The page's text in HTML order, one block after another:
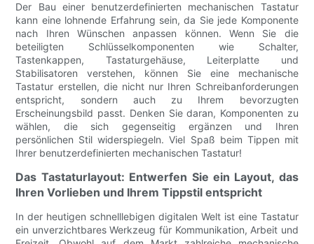
Der Bau einer benutzerdefinierten mechanischen Tastatur
kann eine lohnende Erfahrung sein, da Sie jede Komponente
nach Ihren Wünschen anpassen können. Wenn Sie die
beteiligten Schlüsselkomponenten wie Schalter,
Tastenkappen, Tastaturgehäuse, Leiterplatte und
Stabilisatoren verstehen, können Sie eine mechanische
Tastatur erstellen, die nicht nur Ihren Schreibanforderungen
entspricht, sondern auch zu Ihrem bevorzugten
Erscheinungsbild passt. Denken Sie daran, Komponenten zu
wählen, die sich gegenseitig ergänzen und Ihren
persönlichen Stil widerspiegeln. Viel Spaß beim Tippen mit
Ihrer benutzerdefinierten mechanischen Tastatur!
Das Tastaturlayout: Entwerfen Sie ein Layout, das
Ihren Vorlieben und Ihrem Tippstil entspricht
In der heutigen schnelllebigen digitalen Welt ist eine Tastatur
ein unverzichtbares Werkzeug für Kommunikation, Arbeit und